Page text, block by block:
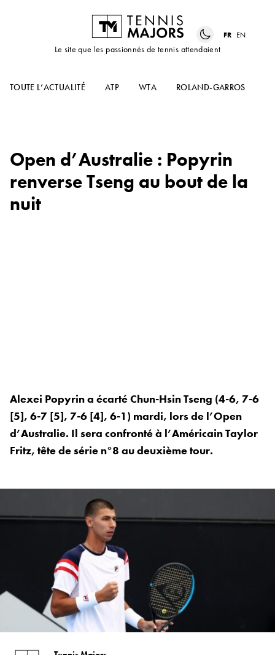
Le site que les passionnés de tennis attendaient
FR EN
TOUTE L’ACTUALITÉ ATP WTA ROLAND-GARROS
Open d’Australie : Popyrin
renverse Tseng au bout de la
nuit
Alexei Popyrin a écarté Chun-Hsin Tseng (4-6, 7-6
[5], 6-7 [5], 7-6 [4], 6-1) mardi, lors de l’Open
d’Australie. Il sera confronté à l’Américain Taylor
Fritz, tête de série n°8 au deuxième tour.